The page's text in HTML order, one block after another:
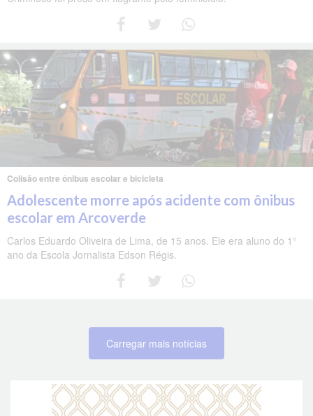
Colisão entre ônibus escolar e bicicleta
Adolescente morre após acidente com ônibus
escolar em Arcoverde
Carlos Eduardo Oliveira de Lima, de 15 anos. Ele era aluno do 1°
ano da Escola Jornalista Edson Régis.
Carregar mais notícias